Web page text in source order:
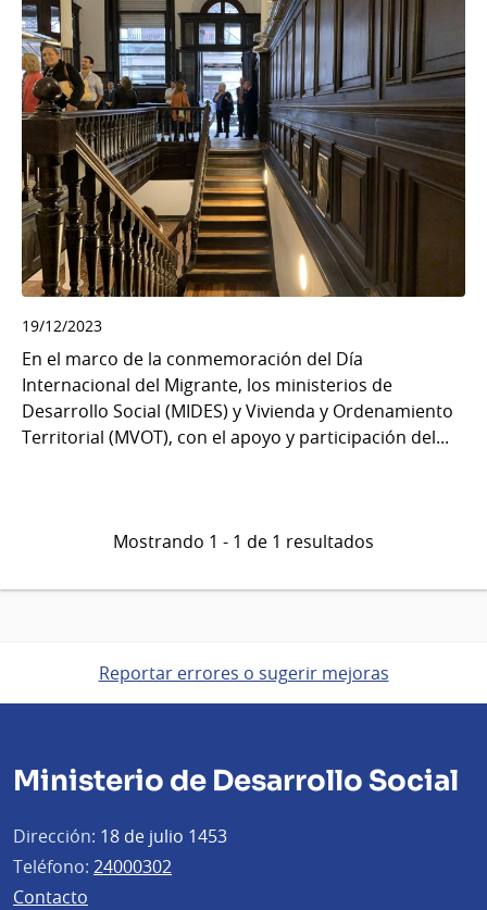
19/12/2023
En el marco de la conmemoración del Día
Internacional del Migrante, los ministerios de
Desarrollo Social (MIDES) y Vivienda y Ordenamiento
Territorial (MVOT), con el apoyo y participación del...
Mostrando 1 - 1 de 1 resultados
Reportar errores o sugerir mejoras
Ministerio de Desarrollo Social
Dirección: 18 de julio 1453
Teléfono: 24000302
Contacto